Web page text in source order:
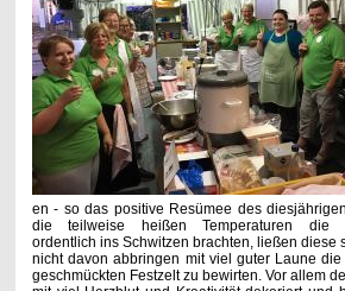
en - so das positive Resümee des
die teilweise heißen Temperaturen die
ordentlich ins Schwitzen brachten, ließen diese
nicht davon abbringen mit viel guter Laune die
geschmückten Festzelt zu bewirten. Vor allem